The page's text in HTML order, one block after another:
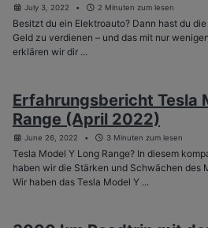
July 3, 2022 2 Minuten zum lesen
Besitzt du ein Elektroauto? Dann hast du
Geld zu verdienen – und das mit nur
erklären wir dir ...
Erfahrungsbericht Tesla
Range (April 2022)
June 26, 2022 3 Minuten zum lesen
Tesla Model Y Long Range? In diesem
haben wir die Stärken und Schwächen des
Wir haben das Tesla Model Y ...